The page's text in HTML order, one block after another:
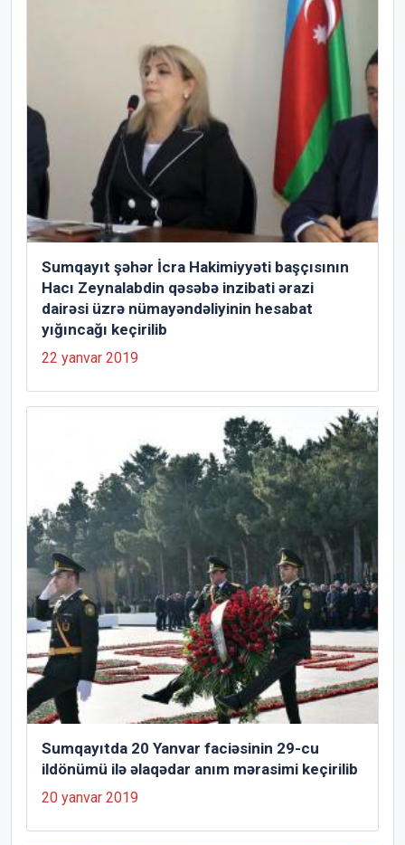
Sumqayıt şəhər İcra Hakimiyyəti başçısının
Hacı Zeynalabdin qəsəbə inzibati ərazi
dairəsi üzrə nümayəndəliyinin hesabat
yığıncağı keçirilib
22 yanvar 2019
Sumqayıtda 20 Yanvar faciəsinin 29-cu
ildönümü ilə əlaqədar anım mərasimi keçirilib
20 yanvar 2019